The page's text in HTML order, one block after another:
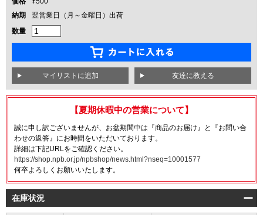
納期
翌営業日（月～金曜日）出荷
数量
友達に教える
【夏期休暇中の営業について】
誠に申し訳ございませんが、お盆期間中は『商品のお届け』と『お問い合
わせの返答』にお時間をいただいております。
詳細は下記URLをご確認ください。
https://shop.npb.or.jp/npbshop/news.html?nseq=10001577
何卒よろしくお願いいたします。
在庫状況